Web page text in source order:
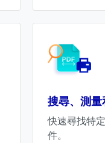
搜尋、測量
快速尋找特
件。